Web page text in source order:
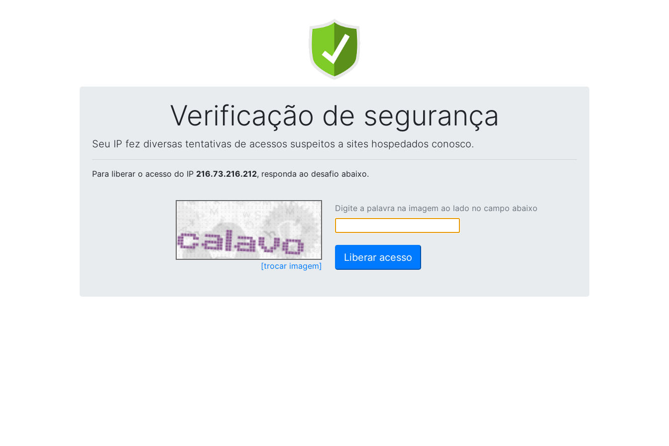
Verificação de segurança
Seu IP fez diversas tentativas de acessos suspeitos a sites hospedados conosco.
Para liberar o acesso do IP 216.73.216.212, responda ao desafio abaixo.
[trocar imagem]
Digite a palavra na imagem ao lado no campo abaixo